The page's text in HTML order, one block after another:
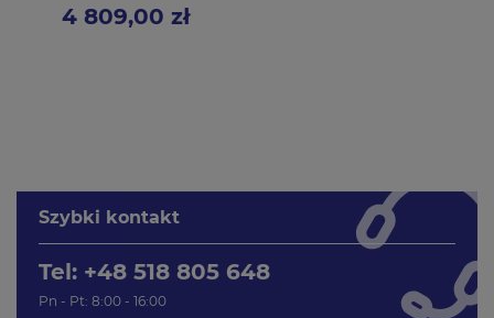
Szybki kontakt
Tel: +48 518 805 648
Pn - Pt: 8:00 - 16:00
Cena
4 809,00 zł